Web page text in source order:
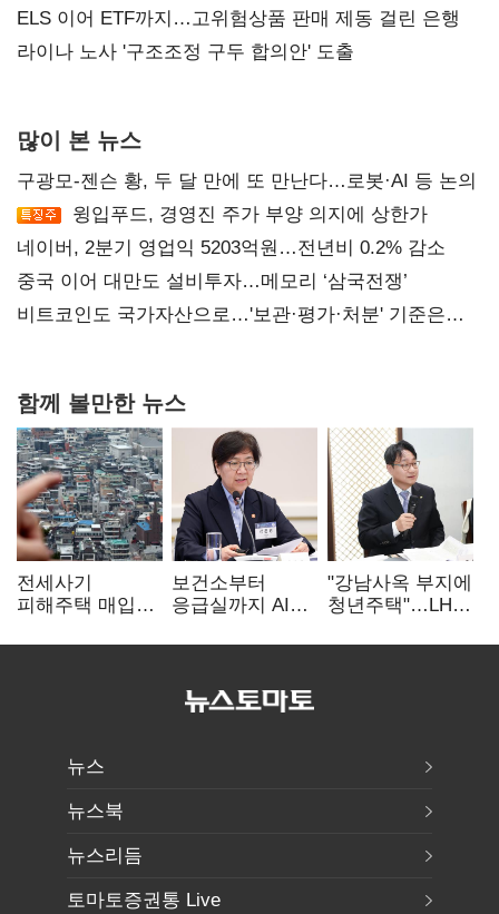
ELS 이어 ETF까지…고위험상품 판매 제동 걸린 은행
라이나 노사 '구조조정 구두 합의안' 도출
많이 본 뉴스
구광모-젠슨 황, 두 달 만에 또 만난다…로봇·AI 등 논의
윙입푸드, 경영진 주가 부양 의지에 상한가
네이버, 2분기 영업익 5203억원…전년비 0.2% 감소
중국 이어 대만도 설비투자…메모리 ‘삼국전쟁’
비트코인도 국가자산으로…'보관·평가·처분' 기준은
함께 볼만한 뉴스
전세사기
피해주택 매입
누적 피해자
보건소부터
응급실까지 AI
혁신 본격화
"강남사옥 부지에
청년주택"…LH도
뉴스
뉴스북
뉴스리듬
토마토증권통 Live